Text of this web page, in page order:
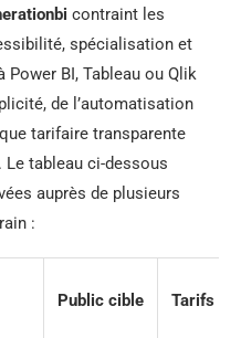
contraint les
spécialisation et
BI, Tableau ou Qlik
de l’automatisation
tarifaire transparente
tableau ci-dessous
auprès de plusieurs
:
Public cible Tarifs